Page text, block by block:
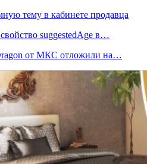
тему в кабинете продавца
suggestedAge в…
от МКС отложили на…